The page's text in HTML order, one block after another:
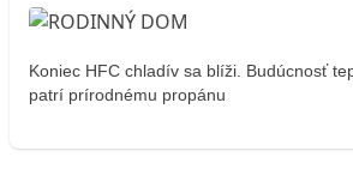
Koniec HFC chladív sa blíži. Budúcnosť
patrí prírodnému propánu